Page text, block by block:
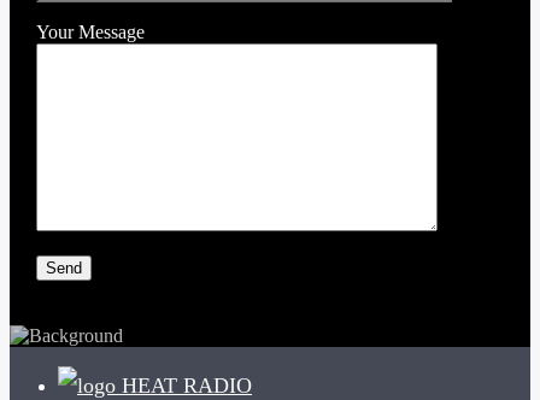
Your Message
HEAT RADIO